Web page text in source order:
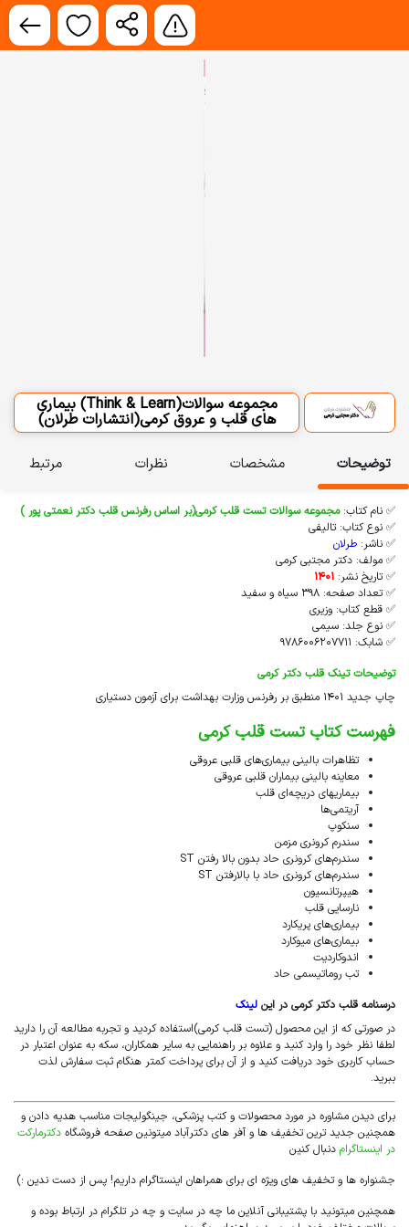
مجموعه سوالات(Think & Learn) بیماری
های قلب و عروق کرمی(انتشارات طرلان)
توضیحات مشخصات نظرات مرتبط
✅ نام کتاب:مجموعه سوالات تست قلب کرمی(بر اساس رفرنس قلب دکتر نعمتی پور )
✅ نوع کتاب: تالیفی
✅ ناشر: طرلان
✅ مولف: دکتر مجتبی کرمی
✅ تاریخ نشر: 1401
✅ تعداد صفحه: 398 سیاه و سفید
✅ قطع کتاب: وزیری
✅ نوع جلد: سیمی
✅ شابک: 9786006207711
توضیحات تینک قلب دکتر کرمی
چاپ جدید 1401 منطبق بر رفرنس وزارت بهداشت برای آزمون دستیاری
فهرست کتاب تست قلب کرمی
تظاهرات بالینی بیماری‌های قلبی عروقی
معاینه بالینی بیماران قلبی عروقی
بیماریهای دریچه‌ای قلب
آریتمی‌ها
سنکوپ
سندرم کرونری مزمن
سندرم‌های کرونری حاد بدون بالا رفتن ST
سندرم‌های کرونری حاد با بالارفتن ST
هیپرتانسیون
نارسایی قلب
بیماری‌های پریکارد
بیماری‌های میوکارد
اندوکاردیت
تب روماتیسمی حاد
درسنامه قلب دکتر کرمی در این لینک
در صورتی که از این محصول (تست قلب کرمی)استفاده کردید و تجربه مطالعه آن را دارید
لطفا نظر خود را وارد کنید و علاوه بر راهنمایی به سایر همکاران، سکه به عنوان اعتبار در
حساب کاربری خود دریافت کنید و از آن برای پرداخت کمتر هنگام ثبت سفارش لذت
ببرید.
برای دیدن مشاوره در مورد محصولات و کتب پزشکی، جینگولیجات مناسب هدیه دادن و
همچنین جدید ترین تخفیف ها و آفر های دکترآباد میتونین صفحه فروشگاه دکترمارکت
در اینستاگرام دنبال کنین
جشنواره ها و تخفیف های ویژه ای برای همراهان اینستاگرام داریم! پس از دست ندین ؛)
همچنین میتونید با پشتیبانی آنلاین ما چه در سایت و چه در تلگرام در ارتباط بوده و